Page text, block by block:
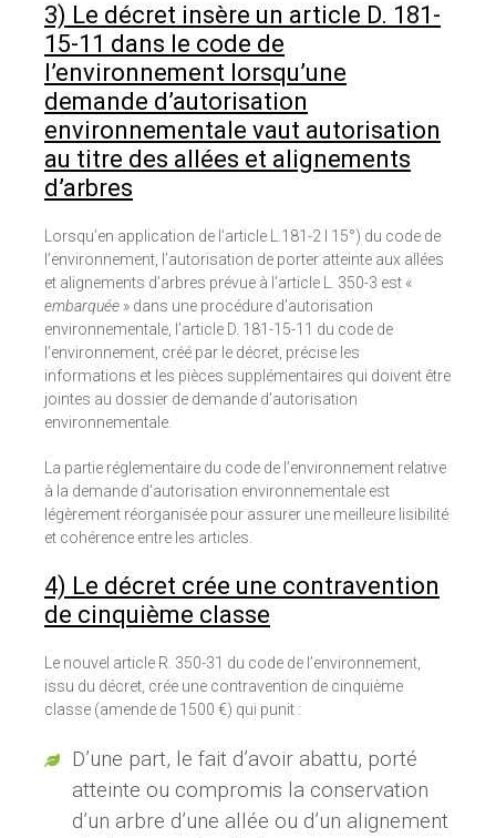
3) Le décret insère un article D. 181-
15-11 dans le code de
l’environnement lorsqu’une
demande d’autorisation
environnementale vaut autorisation
au titre des allées et alignements
d’arbres
Lorsqu’en application de l’article L.181-2 I 15°) du code de
l’environnement, l’autorisation de porter atteinte aux allées
et alignements d’arbres prévue à l’article L. 350-3 est «
embarquée » dans une procédure d’autorisation
environnementale, l’article D. 181-15-11 du code de
l’environnement, créé par le décret, précise les
informations et les pièces supplémentaires qui doivent être
jointes au dossier de demande d’autorisation
environnementale.
La partie réglementaire du code de l’environnement relative
à la demande d’autorisation environnementale est
légèrement réorganisée pour assurer une meilleure lisibilité
et cohérence entre les articles.
4) Le décret crée une contravention
de cinquième classe
Le nouvel article R. 350-31 du code de l’environnement,
issu du décret, crée une contravention de cinquième
classe (amende de 1500 €) qui punit :
D’une part, le fait d’avoir abattu, porté
atteinte ou compromis la conservation
d’un arbre d’une allée ou d’un alignement